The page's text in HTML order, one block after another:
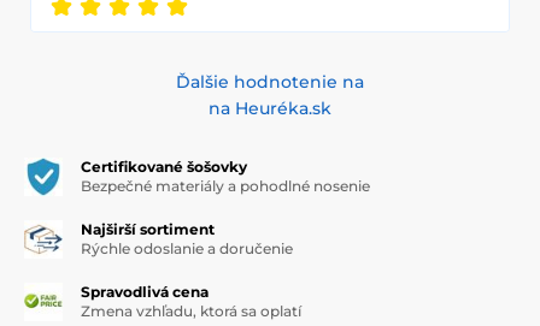
Ďalšie hodnotenie na
na Heuréka.sk
Certifikované šošovky
Bezpečné materiály a pohodlné nosenie
Najširší sortiment
Rýchle odoslanie a doručenie
Spravodlivá cena
Zmena vzhľadu, ktorá sa oplatí